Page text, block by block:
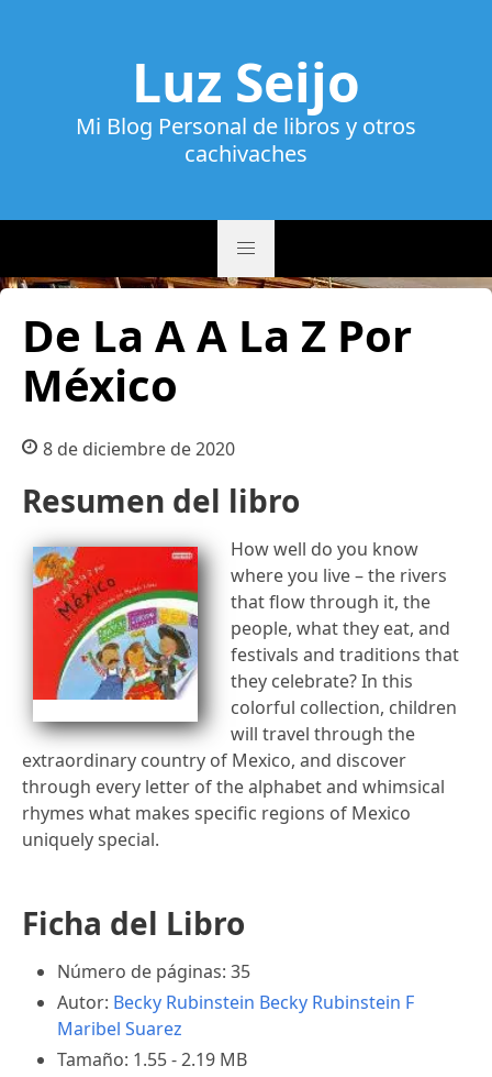
Luz Seijo
Mi Blog Personal de libros y otros
cachivaches
De La A A La Z Por
México
8 de diciembre de 2020
Resumen del libro
How well do you know
where you live – the rivers
that flow through it, the
people, what they eat, and
festivals and traditions that
they celebrate? In this
colorful collection, children
will travel through the
extraordinary country of Mexico, and discover
through every letter of the alphabet and whimsical
rhymes what makes specific regions of Mexico
uniquely special.
Ficha del Libro
Número de páginas: 35
Autor: Becky Rubinstein Becky Rubinstein F
Maribel Suarez
Tamaño: 1.55 - 2.19 MB